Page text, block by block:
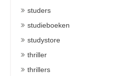
studers
studieboeken
studystore
thriller
thrillers